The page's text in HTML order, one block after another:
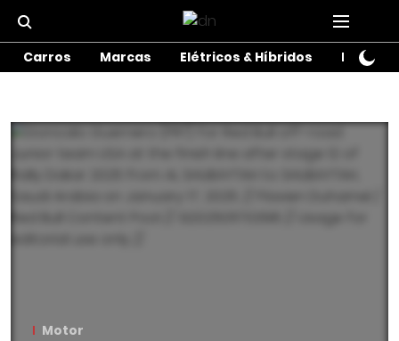
Carros Marcas Elétricos & Híbridos Motos
Motor